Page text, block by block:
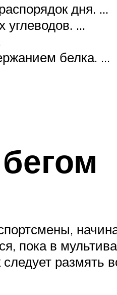
дня. …
углеводов. …
белка. …
пока в
размять